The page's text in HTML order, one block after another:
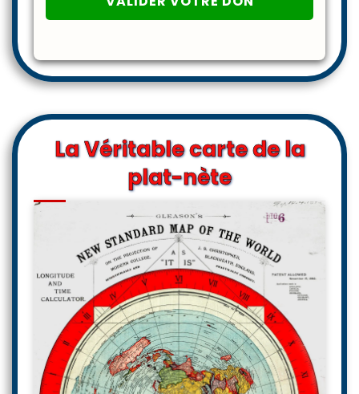
La Véritable carte de la
plat-nète